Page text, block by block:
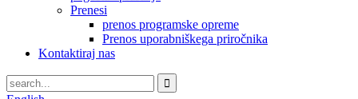
Prenesi
prenos programske opreme
Prenos uporabniškega priročnika
Kontaktiraj nas